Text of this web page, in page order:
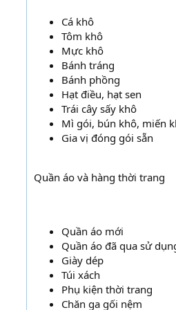
Cá khô
Tôm khô
Mực khô
Bánh tráng
Bánh phồng
Hạt điều, hạt sen
Trái cây sấy khô
Mì gói, bún khô, miến
Gia vị đóng gói sẵn
Quần áo và hàng thời trang
Quần áo mới
Quần áo đã qua sử
Giày dép
Túi xách
Phụ kiện thời trang
Chăn ga gối nệm